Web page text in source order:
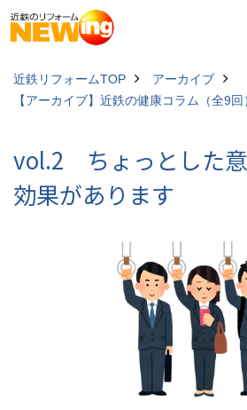
近鉄リフォームTOP
アーカイブ
【アーカイブ】近鉄の健康コラム（全9回
vol.2 ちょっとした
効果があります